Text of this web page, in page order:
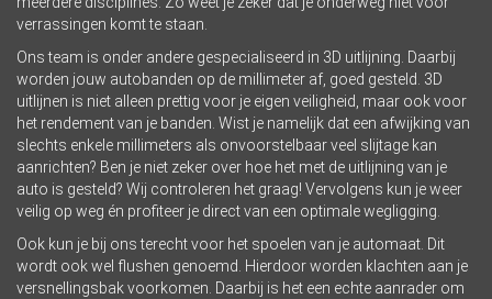
verrassingen komt te staan.
Ons team is onder andere gespecialiseerd in 3D uitlijning. Daarbij
worden jouw autobanden op de millimeter af, goed gesteld. 3D
uitlijnen is niet alleen prettig voor je eigen veiligheid, maar ook voor
het rendement van je banden. Wist je namelijk dat een afwijking van
slechts enkele millimeters als onvoorstelbaar veel slijtage kan
aanrichten? Ben je niet zeker over hoe het met de uitlijning van je
auto is gesteld? Wij controleren het graag! Vervolgens kun je weer
veilig op weg én profiteer je direct van een optimale wegligging.
Ook kun je bij ons terecht voor het spoelen van je automaat. Dit
wordt ook wel flushen genoemd. Hierdoor worden klachten aan je
versnellingsbak voorkomen. Daarbij is het een echte aanrader om